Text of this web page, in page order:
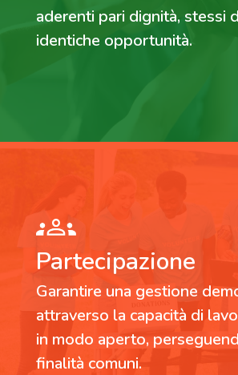
aderenti pari dignità, stessi
identiche opportunità.
Partecipazione
Garantire una gestione
attraverso la capacità di
in modo aperto,
finalità comuni.